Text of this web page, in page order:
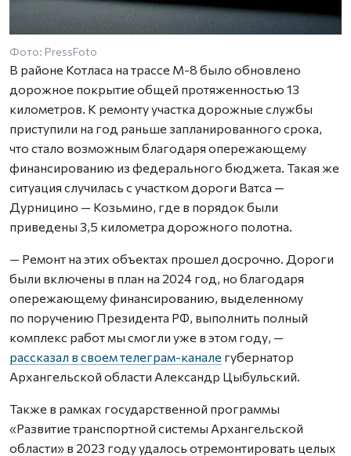
Фото: PressFoto
В районе Котласа на трассе М-8 было обновлено
дорожное покрытие общей протяженностью 13
километров. К ремонту участка дорожные службы
приступили на год раньше запланированного срока,
что стало возможным благодаря опережающему
финансированию из федерального бюджета. Такая же
ситуация случилась с участком дороги Ватса —
Дурницино — Козьмино, где в порядок были
приведены 3,5 километра дорожного полотна.
— Ремонт на этих объектах прошел досрочно. Дороги
были включены в план на 2024 год, но благодаря
опережающему финансированию, выделенному
по поручению Президента РФ, выполнить полный
комплекс работ мы смогли уже в этом году, —
рассказал в своем телеграм-канале губернатор
Архангельской области Александр Цыбульский.
Также в рамках государственной программы
«Развитие транспортной системы Архангельской
области» в 2023 году удалось отремонтировать целых